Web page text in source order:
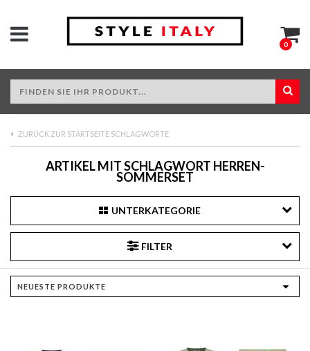
0
ZURÜCK ZUR STARTSEITE SCHLAGWORTE
ARTIKEL MIT SCHLAGWORT HERREN-
SOMMERSET
UNTERKATEGORIE
FILTER